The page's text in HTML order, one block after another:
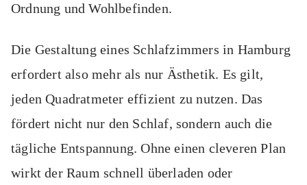
Ordnung und Wohlbefinden.
Die Gestaltung eines Schlafzimmers in Hamburg
erfordert also mehr als nur Ästhetik. Es gilt,
jeden Quadratmeter effizient zu nutzen. Das
fördert nicht nur den Schlaf, sondern auch die
tägliche Entspannung. Ohne einen cleveren Plan
wirkt der Raum schnell überladen oder